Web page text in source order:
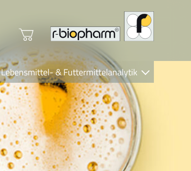
Lebensmittel- & Futtermittelanalytik
Clinical Diagnostics
R-Biopharm AG
Nutrition Care